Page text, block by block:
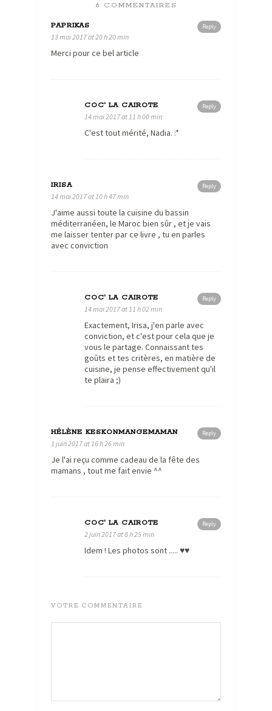
6 COMMENTAIRES
Reply
PAPRIKAS
13 mai 2017 at 20 h 20 min
Merci pour ce bel article
Reply
COC' LA CAIROTE
14 mai 2017 at 11 h 00 min
C'est tout mérité, Nadia. :*
Reply
IRISA
14 mai 2017 at 10 h 47 min
J'aime aussi toute la cuisine du bassin
méditerranéen, le Maroc bien sûr , et je vais
me laisser tenter par ce livre , tu en parles
avec conviction
Reply
COC' LA CAIROTE
14 mai 2017 at 11 h 02 min
Exactement, Irisa, j'en parle avec
conviction, et c'est pour cela que je
vous le partage. Connaissant tes
goûts et tes critères, en matière de
cuisine, je pense effectivement qu'il
te plaira ;)
Reply
HÉLÈNE KESKONMANGEMAMAN
1 juin 2017 at 16 h 26 min
Je l'ai reçu comme cadeau de la fête des
mamans , tout me fait envie ^^
Reply
COC' LA CAIROTE
2 juin 2017 at 8 h 25 min
Idem ! Les photos sont ..... ♥♥
VOTRE COMMENTAIRE